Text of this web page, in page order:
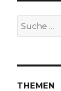
Suche
nach:
THEMEN